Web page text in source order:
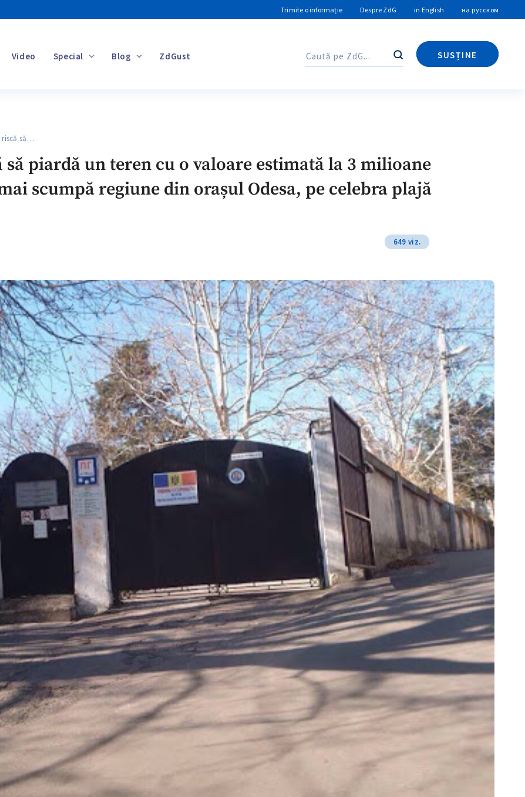
Trimite o informație Despre ZdG in English на русском
Video Special Blog ZdGust Caută
SUSȚINE
Caută
să…
să piardă un teren cu o valoare estimată la 3 milioane
scumpă regiune din orașul Odesa, pe celebra plajă
649 viz.